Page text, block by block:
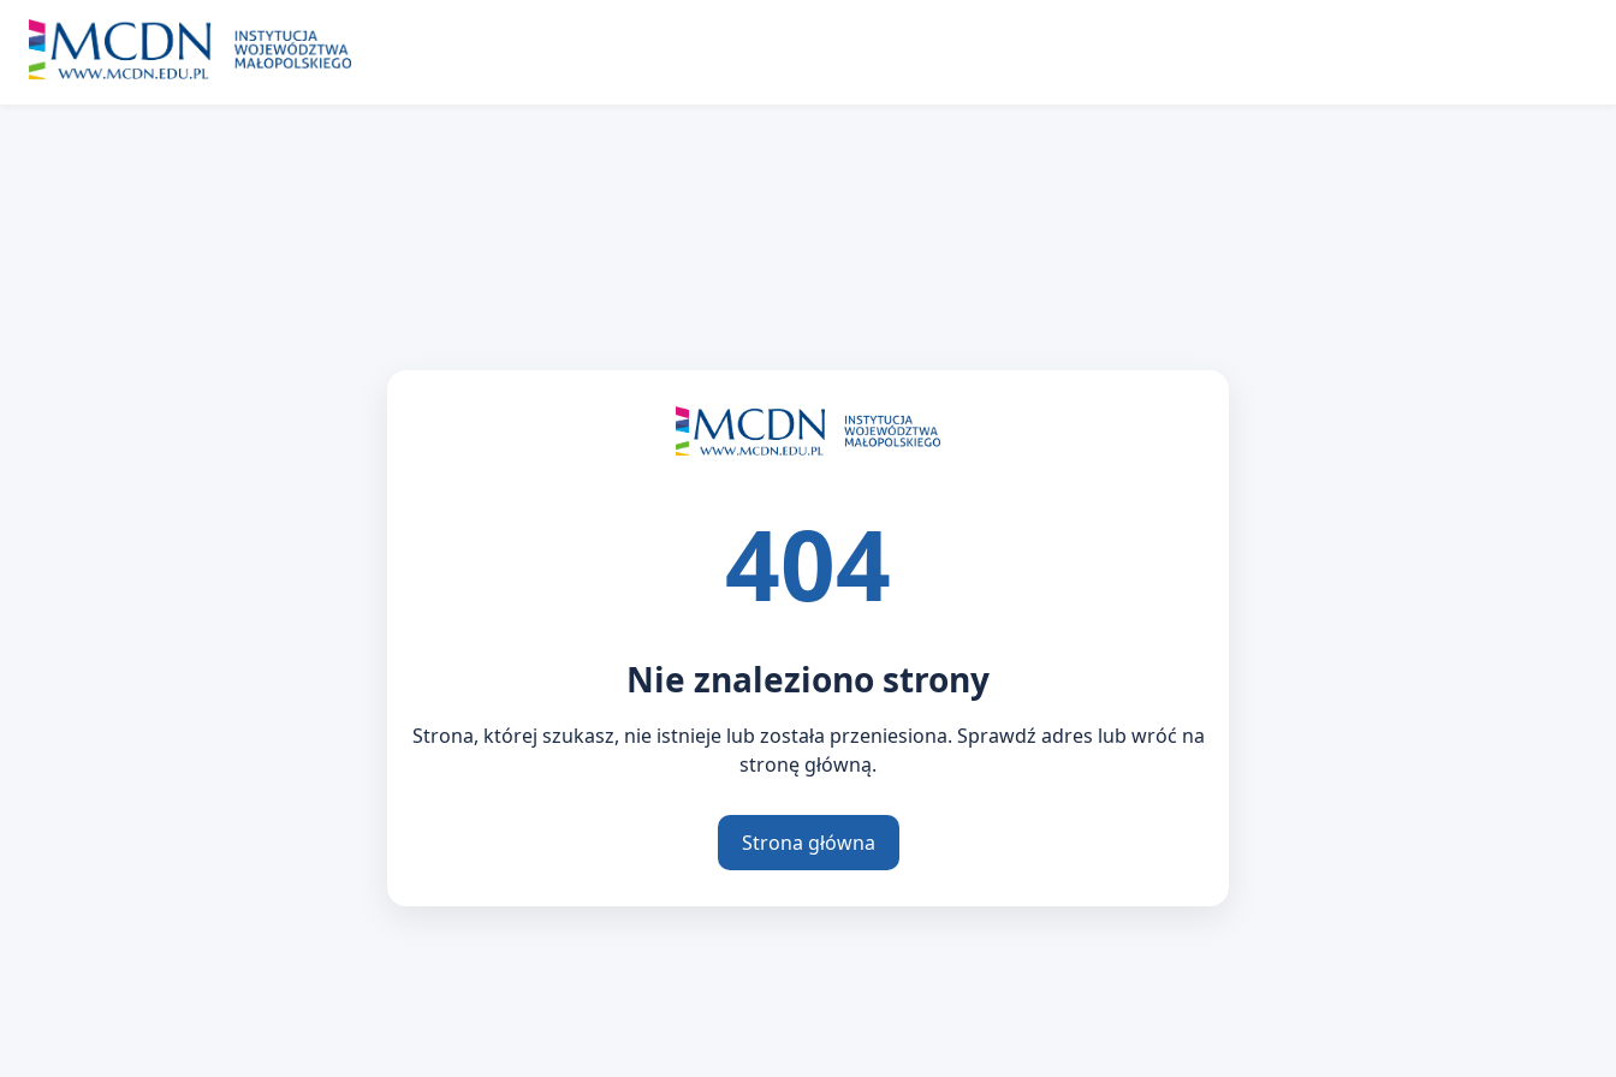
404
Nie znaleziono strony
Strona, której szukasz, nie istnieje lub została przeniesiona. Sprawdź adres lub wróć na
stronę główną.
Strona główna